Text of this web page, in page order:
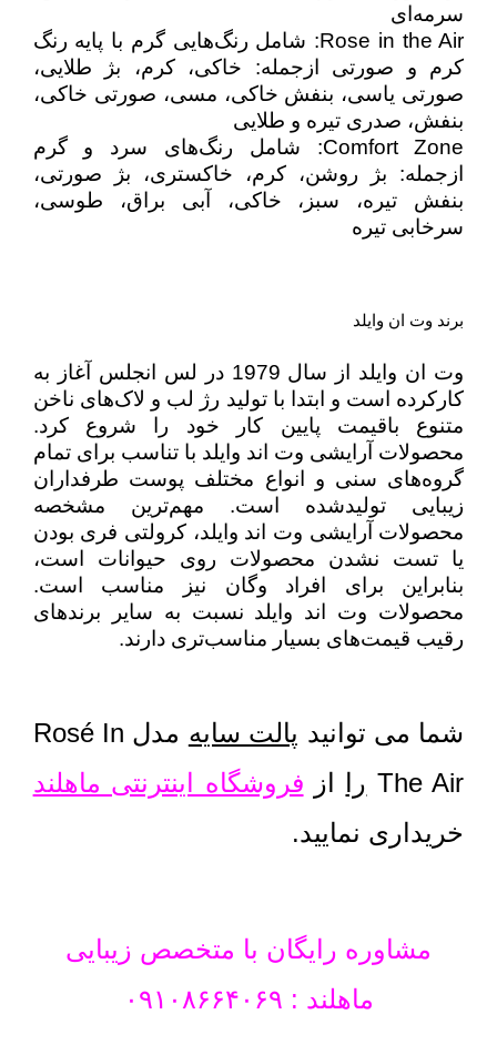
سرمه‌ای
Rose in the Air: شامل رنگ‌هایی گرم با پایه رنگ
کرم و صورتی ازجمله: خاکی، کرم، بژ طلایی،
صورتی یاسی، بنفش خاکی، مسی، صورتی خاکی،
بنفش، صدری تیره و طلایی
Comfort Zone: شامل رنگ‌های سرد و گرم
ازجمله: بژ روشن، کرم، خاکستری، بژ صورتی،
بنفش تیره، سبز، خاکی، آبی براق، طوسی،
سرخابی تیره
برند وت ان وایلد
وت ان وایلد از سال 1979 در لس انجلس آغاز به
کارکرده است و ابتدا با تولید رژ لب و لاک‌های ناخن
متنوع باقیمت پایین کار خود را شروع کرد.
محصولات آرایشی وت اند وایلد با تناسب برای تمام
گروه‌های سنی و انواع مختلف پوست طرفداران
زیبایی تولیدشده است. مهم‌ترین مشخصه
محصولات آرایشی وت اند وایلد، کرولتی فری بودن
یا تست نشدن محصولات روی حیوانات است،
بنابراین برای افراد وگان نیز مناسب است.
محصولات وت اند وایلد نسبت به سایر برندهای
رقیب قیمت‌های بسیار مناسب‌تری دارند.
شما می توانید پالت سایه
مدل Rosé In
The Air را از
فروشگاه اینترنتی ماهلند
خریداری نمایید.
مشاوره رایگان با متخصص زیبایی
ماهلند : ۰۹۱۰۸۶۶۴۰۶۹